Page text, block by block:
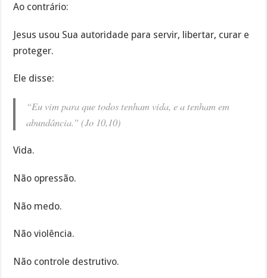
Ao contrário:
Jesus usou Sua autoridade para servir, libertar, curar e
proteger.
Ele disse:
“Eu vim para que todos tenham vida, e a tenham em
abundância.” (Jo 10,10)
Vida.
Não opressão.
Não medo.
Não violência.
Não controle destrutivo.